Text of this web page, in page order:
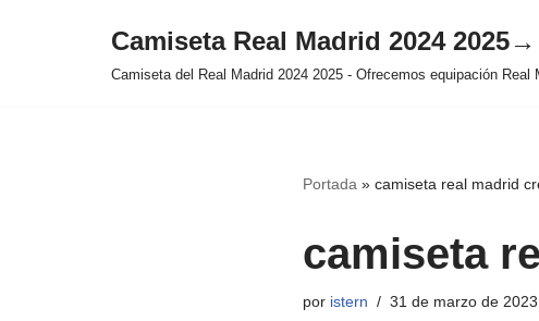
Camiseta Real Madrid 2024
Camiseta del Real Madrid 2024 2025 - Ofrecemos equipación
Portada » camiseta real madrid
camiseta
por istern 31 de marzo de 2023